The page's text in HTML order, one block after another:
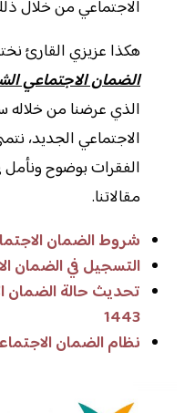
الاجتماعي من خلال ذلك الرقم:
هكذا عزيزي القارئ
الضمان الاجتماعي
الذي عرضنا من خلاله
الاجتماعي الجديد،
الفقرات بوضوح ونأمل
مقالاتنا.
شروط الضمان
التسجيل في الضمان
تحديث حالة الضمان
1443
نظام الضمان الاجتماعي